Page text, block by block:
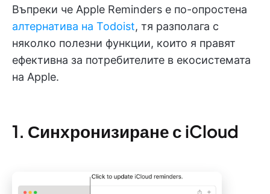
Въпреки че Apple Reminders е по-опростена
алтернатива на Todoist, тя разполага с
няколко полезни функции, които я правят
ефективна за потребителите в екосистемата
на Apple.
1. Синхронизиране с iCloud